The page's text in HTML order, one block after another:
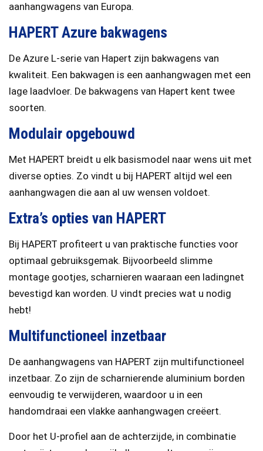
aanhangwagens van Europa.
HAPERT Azure bakwagens
De Azure L-serie van Hapert zijn bakwagens van
kwaliteit. Een bakwagen is een aanhangwagen met een
lage laadvloer. De bakwagens van Hapert kent twee
soorten.
Modulair opgebouwd
Met HAPERT breidt u elk basismodel naar wens uit met
diverse opties. Zo vindt u bij HAPERT altijd wel een
aanhangwagen die aan al uw wensen voldoet.
Extra’s opties van HAPERT
Bij HAPERT profiteert u van praktische functies voor
optimaal gebruiksgemak. Bijvoorbeeld slimme
montage gootjes, scharnieren waaraan een ladingnet
bevestigd kan worden. U vindt precies wat u nodig
hebt!
Multifunctioneel inzetbaar
De aanhangwagens van HAPERT zijn multifunctioneel
inzetbaar. Zo zijn de scharnierende aluminium borden
eenvoudig te verwijderen, waardoor u in een
handomdraai een vlakke aanhangwagen creëert.
Door het U-profiel aan de achterzijde, in combinatie